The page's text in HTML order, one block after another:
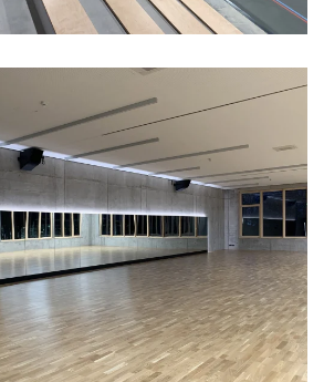
Vergrößern